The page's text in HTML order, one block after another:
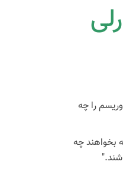
را چه
بخواهند چه